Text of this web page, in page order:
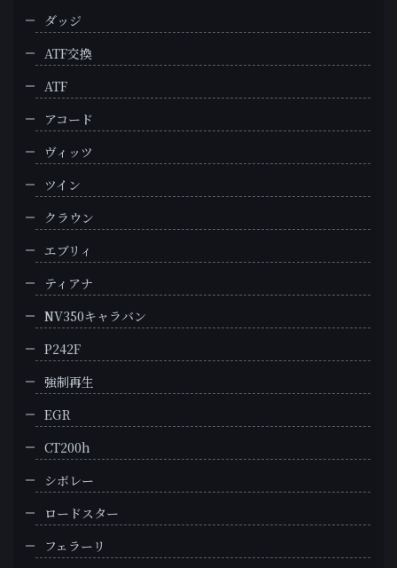
ダッジ
ATF交換
ATF
アコード
ヴィッツ
ツイン
クラウン
エブリィ
ティアナ
NV350キャラバン
P242F
強制再生
EGR
CT200h
シボレー
ロードスター
フェラーリ